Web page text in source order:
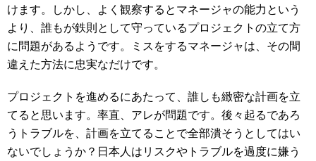
けます。しかし、よく観察するとマネージャの能力という
より、誰もが鉄則として守っているプロジェクトの立て方
に問題があるようです。ミスをするマネージャは、その間
違えた方法に忠実なだけです。
プロジェクトを進めるにあたって、誰しも緻密な計画を立
てると思います。率直、アレが問題です。後々起るであろ
うトラブルを、計画を立てることで全部潰そうとしてはい
ないでしょうか？日本人はリスクやトラブルを過度に嫌う